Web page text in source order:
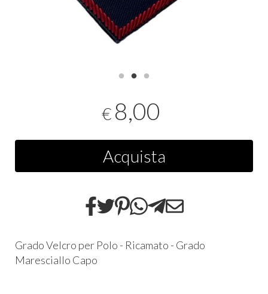
€ 8,00
Acquista
Grado Velcro per Polo - Ricamato - Grado
Maresciallo Capo